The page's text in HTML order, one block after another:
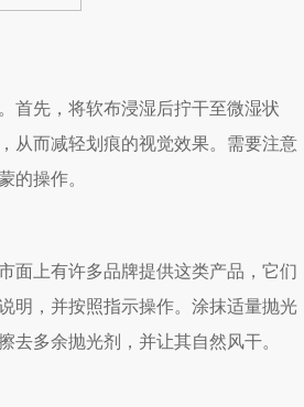
先，将软布浸湿后拧干至微湿状
从而减轻划痕的视觉效果。需要注意
的操作。
上有许多品牌提供这类产品，它们
明，并按照指示操作。涂抹适量抛光
多余抛光剂，并让其自然风干。